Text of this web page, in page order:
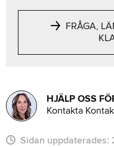
FRÅGA,
HJÄLP OSS
Kontakta
Sidan uppdaterades: